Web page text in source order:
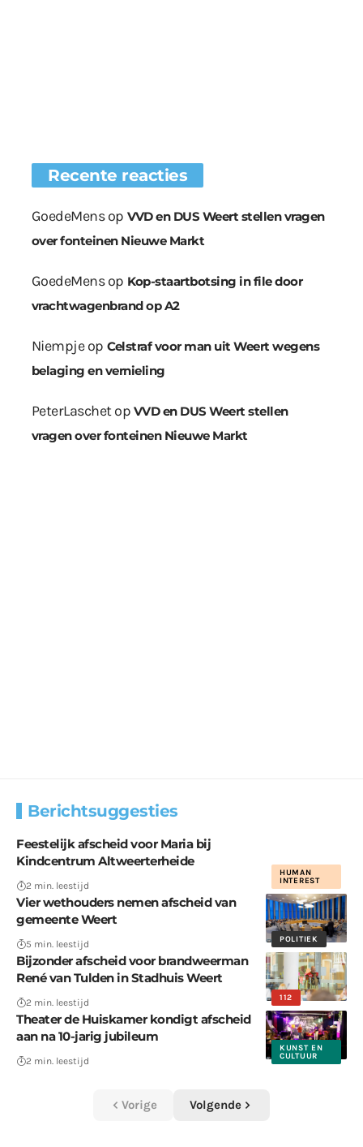
Recente reacties
GoedeMensop VVD en DUS Weert stellen vragen
over fonteinen Nieuwe Markt
GoedeMensop Kop-staartbotsing in file door
vrachtwagenbrand op A2
Niempjeop Celstraf voor man uit Weert wegens
belaging en vernieling
PeterLaschetop VVD en DUS Weert stellen
vragen over fonteinen Nieuwe Markt
Berichtsuggesties
HUMAN
INTEREST
Feestelijk afscheid voor Maria bij
Kindcentrum Altweerterheide
2 min. leestijd
POLITIEK
Vier wethouders nemen afscheid van
gemeente Weert
5 min. leestijd
112
Bijzonder afscheid voor brandweerman
René van Tulden in Stadhuis Weert
2 min. leestijd
KUNST EN
CULTUUR
Theater de Huiskamer kondigt afscheid
aan na 10-jarig jubileum
2 min. leestijd
Vorige Volgende